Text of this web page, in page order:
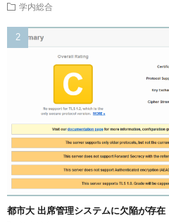
学内総合
都市大 出席管理システムに欠陥が存在